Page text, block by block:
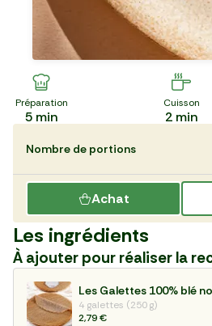
Préparation
5min
Cuisson
2min
Achat
Nombre de portions
Les ingrédients
À ajouter pour réaliser la
4 galettes (250 g)
2,79 €